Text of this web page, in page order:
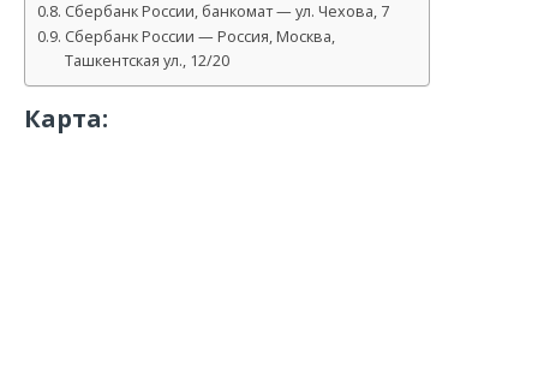
Сбербанк России, банкомат — ул. Чехова, 7
Сбербанк России — Россия, Москва,
Ташкентская ул., 12/20
Карта: